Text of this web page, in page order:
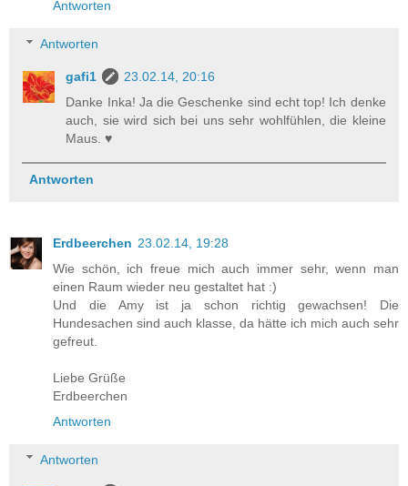
Antworten
Antworten
gafi1
23.02.14, 20:16
Danke Inka! Ja die Geschenke sind echt top! Ich denke
auch, sie wird sich bei uns sehr wohlfühlen, die kleine
Maus. ♥
Antworten
Erdbeerchen 23.02.14, 19:28
Wie schön, ich freue mich auch immer sehr, wenn man
einen Raum wieder neu gestaltet hat :)
Und die Amy ist ja schon richtig gewachsen! Die
Hundesachen sind auch klasse, da hätte ich mich auch sehr
gefreut.
Liebe Grüße
Erdbeerchen
Antworten
Antworten